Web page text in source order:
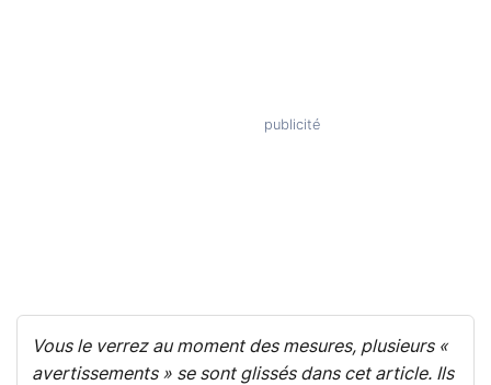
Vous le verrez au moment des mesures, plusieurs «
avertissements » se sont glissés dans cet article. Ils